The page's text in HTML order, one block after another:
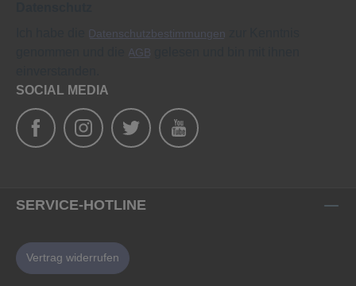
Datenschutzbestimmungen
AGB
SOCIAL MEDIA
SERVICE-HOTLINE
Vertrag widerrufen